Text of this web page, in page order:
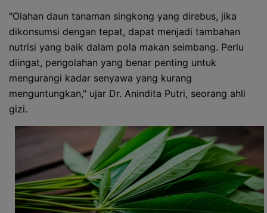
"Olahan daun tanaman singkong yang direbus, jika
dikonsumsi dengan tepat, dapat menjadi tambahan
nutrisi yang baik dalam pola makan seimbang. Perlu
diingat, pengolahan yang benar penting untuk
mengurangi kadar senyawa yang kurang
menguntungkan," ujar Dr. Anindita Putri, seorang ahli
gizi.